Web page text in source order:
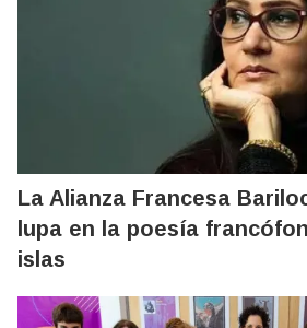
La Alianza Francesa
lupa en la poesía
islas